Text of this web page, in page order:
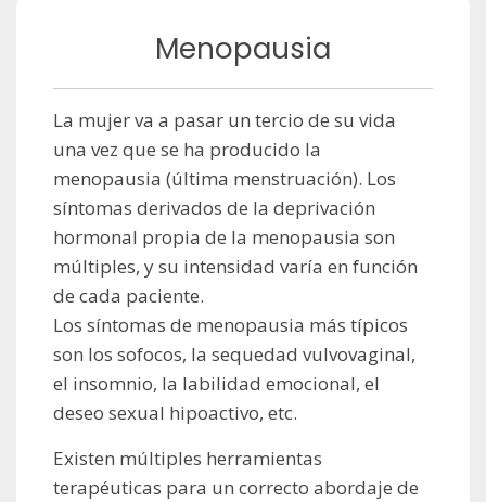
Menopausia
La mujer va a pasar un tercio de su vida
una vez que se ha producido la
menopausia (última menstruación). Los
síntomas derivados de la deprivación
hormonal propia de la menopausia son
múltiples, y su intensidad varía en función
de cada paciente.
Los síntomas de menopausia más típicos
son los sofocos, la sequedad vulvovaginal,
el insomnio, la labilidad emocional, el
deseo sexual hipoactivo, etc.
Existen múltiples herramientas
terapéuticas para un correcto abordaje de